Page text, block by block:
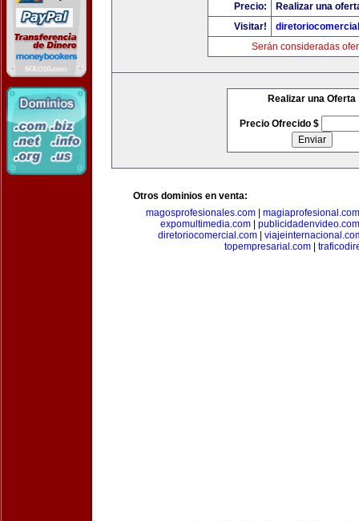
Precio:
Realizar una
Visitar!
Serán consideradas
Realizar una Oferta
Precio Ofrecido $
Otros dominios en venta:
magosprofesionales.com
magiaprofesional.com
expomultimedia.com
publicidadenvideo.com
diretoriocomercial.com
topempresarial.com|